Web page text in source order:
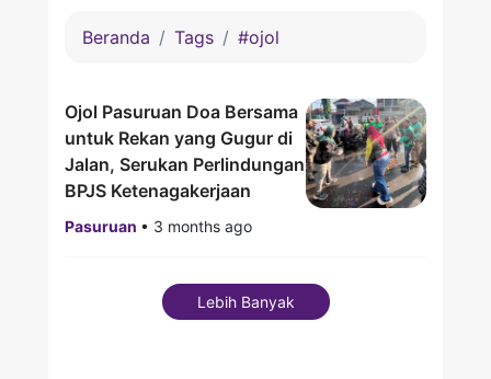
Beranda Tags #ojol
Ojol Pasuruan Doa Bersama
untuk Rekan yang Gugur di
Jalan, Serukan Perlindungan
BPJS Ketenagakerjaan
Pasuruan • 3 months ago
Lebih Banyak